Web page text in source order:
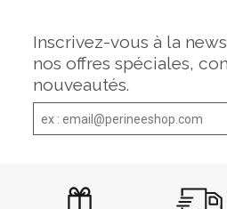
Inscrivez-vous à la
nos offres spéciales,
nouveautés.